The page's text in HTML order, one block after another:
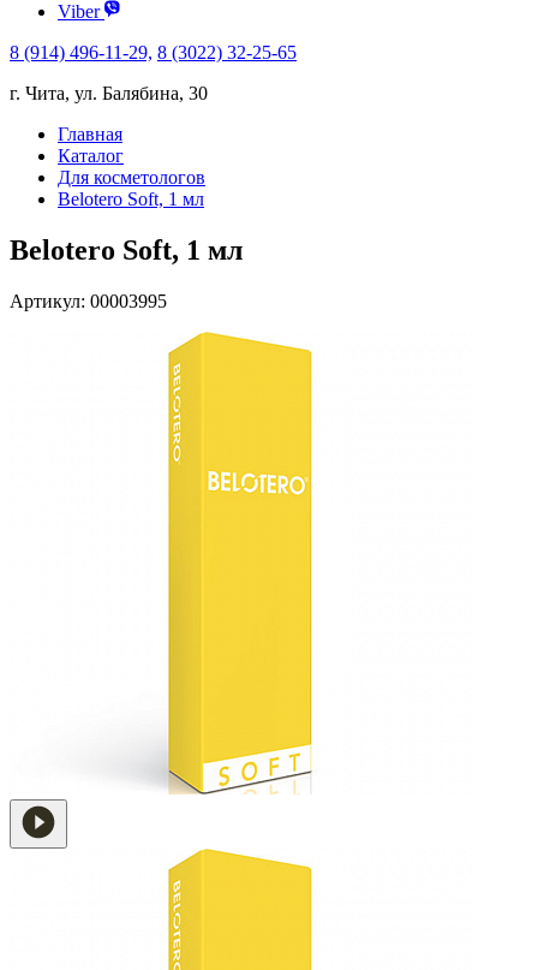
Viber
8 (914) 496-11-29, 8 (3022) 32-25-65
г. Чита, ул. Балябина, 30
Главная
Каталог
Для косметологов
Belotero Soft, 1 мл
Belotero Soft, 1 мл
Артикул: 00003995